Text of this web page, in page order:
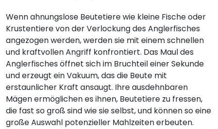
Wenn ahnungslose Beutetiere wie kleine Fische oder
Krustentiere von der Verlockung des Anglerfisches
angezogen werden, werden sie mit einem schnellen
und kraftvollen Angriff konfrontiert. Das Maul des
Anglerfisches öffnet sich im Bruchteil einer Sekunde
und erzeugt ein Vakuum, das die Beute mit
erstaunlicher Kraft ansaugt. Ihre ausdehnbaren
Mägen ermöglichen es ihnen, Beutetiere zu fressen,
die fast so groß sind wie sie selbst, und können so eine
große Auswahl potenzieller Mahlzeiten erbeuten.